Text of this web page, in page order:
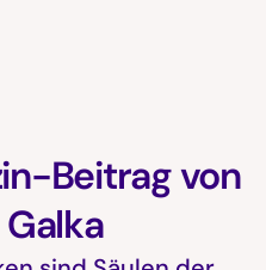
Beitrag von